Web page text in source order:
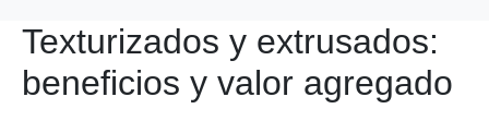
Texturizados y extrusados:
beneficios y valor agregado